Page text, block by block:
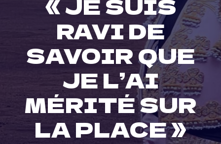
RAVI DE
SAVOIR QUE
JE L’AI
MÉRITÉ SUR
LA PLACE »